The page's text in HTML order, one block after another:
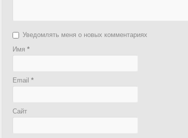
Уведомлять меня о новых комментариях
Имя *
Email *
Сайт